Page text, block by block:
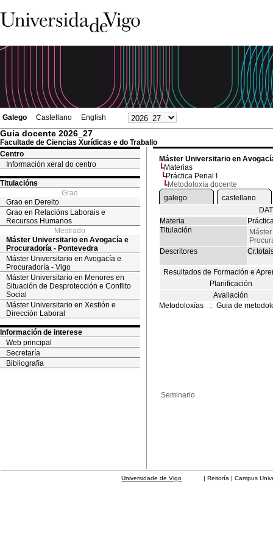
Galego Castellano English
Guia docente 2026_27
Facultade de Ciencias Xurídicas e do Traballo
Centro
Información xeral do centro
Titulacións
Grao
Grao en Dereito
Grao en Relacións Laborais e
Recursos Humanos
Mestrado
Máster Universitario en Avogacía e
Procuradoría - Pontevedra
Máster Universitario en Avogacía e
Procuradoría - Vigo
Máster Universitario en Menores en
Situación de Desprotección e Conflito
Social
Máster Universitario en Xestión e
Dirección Laboral
Información de interese
Web principal
Secretaría
Bibliografía
Máster Universitario en
Materias
Práctica Penal I
Metodoloxía docente
galego
castellano
Materia
Titulación
Descritores
Resultados de Formación e
Planificación
Avaliación
Metodoloxías
:: Guia de
Seminario
Universidade de Vigo | Reitoría | Campus